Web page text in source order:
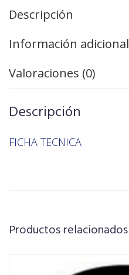
Descripción
Información adicional
Valoraciones (0)
Descripción
FICHA TECNICA
Productos relacionados